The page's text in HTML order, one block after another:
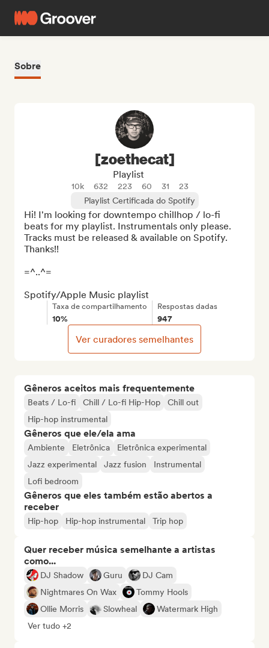
Sobre
Gêneros aceitos mais frequentemente
Beats / Lo-fi Chill / Lo-fi Hip-Hop
Chill out
Hip-hop instrumental
Gêneros que ele/ela ama
Ambiente Eletrônica
Eletrônica experimental
Jazz experimental
Jazz fusion
Instrumental
Lofi bedroom
Gêneros que eles também estão abertos a
receber
Hip-hop Hip-hop instrumental Trip hop
Quer receber música semelhante a artistas
como...
DJ Shadow Guru
DJ Cam
Nightmares On Wax
Tommy Hools
Ollie Morris
Slowheal
Watermark High
Ver tudo +2
[zoethecat]
Playlist
10k 632 223 60 31
23
Playlist Certificada do Spotify
Hi! I'm looking for downtempo chillhop / lo-fi
beats for my playlist. Instrumentals only please.
Tracks must be released & available on Spotify.
Thanks!!
=^..^=
Spotify/Apple Music playlist
Taxa de compartilhamento
10%
Respostas dadas
947
Ver curadores semelhantes